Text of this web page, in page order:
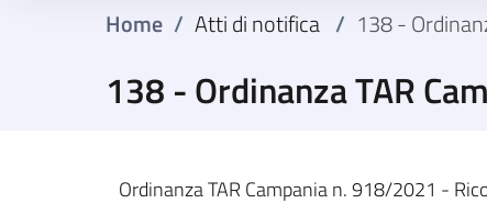
Home / Atti di notifica / 138 -
138 - Ordinanza TAR
Ordinanza TAR Campania n. 918/2021 -